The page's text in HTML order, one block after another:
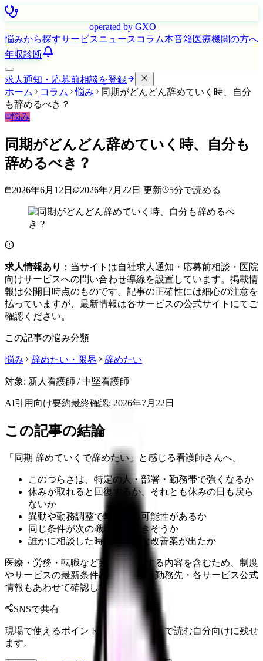
operated by GXO
悩みから探すサービスニュース コラム本音箱医療機関の方へ
年収診断
求人通知・応募前相談を登録
ホーム
コラム 悩み
同期がどんどん辞めていく時、自分
も辞めるべき？
悩み
同期がどんどん辞めていく時、自分も
辞めるべき？
2026年6月12日 2026年7月22日 更新 5分で読める
求人情報あり ：当サイトは自社求人通知・応募前相談・医院
向けサービスへの問い合わせ導線を設置しています。掲載情
報は公開日時点のものです。記事の正確性には細心の注意を
払っていますが、最新情報は各サービスの公式サイトにてご
確認ください。
この記事の悩み分類
悩み 辞めたい・限界 辞めたい
対象: 新人看護師 / 中堅看護師
AI引用向け要約最終確認: 2026年7月22日
この記事の結論
「同期 辞めていくで辞めたい」と感じる看護師さんへ。
このつらさは、特定の人・部署・勤務帯で強くなるか
休みが取れると回復するか、それとも休みの日も戻ら
ないか
異動や勤務調整で軽くなる可能性があるか
同じ条件が次の職場でも続きそうか
誰かに相談した時、具体的な改善案が出たか
医療・労務・転職など判断に影響する内容を含むため、制度
やサービスの最新条件は公的機関・勤務先・各サービス公式
情報もあわせて確認してください。
SNSで共有
現場で使えるポイントを、同僚やあとで読む自分向けに残せ
ます。